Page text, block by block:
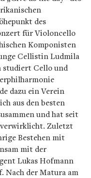
des
für Violoncello
Komponisten
Cellistin Ludmila
studiert Cello und
dazu ein Verein
aus den besten
und hat seit
verwirklicht. Zuletzt
Bestehen mit
mit der
Lukas Hofmann
Nach der Matura am